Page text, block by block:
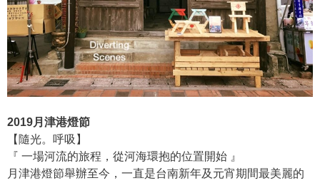
2019月津港燈節
【隨光。呼吸】
『 一場河流的旅程，從河海環抱的位置開始 』
月津港燈節舉辦至今，一直是台南新年及元宵期間最美麗的